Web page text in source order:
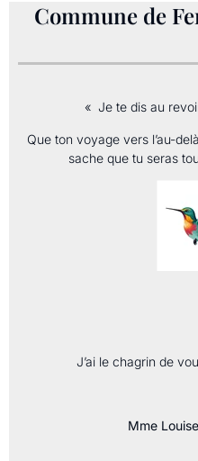
Commune de
« Je te dis au
Que ton voyage vers l’au-
sache que tu seras
J’ai le chagrin de
Mme